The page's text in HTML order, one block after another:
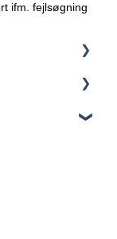
ifm. fejlsøgning